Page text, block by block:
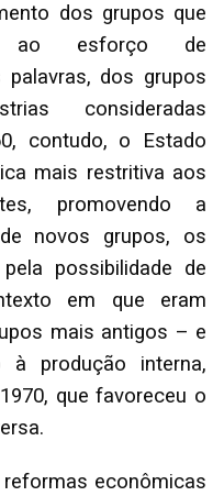
dos grupos que
ao esforço de
dos grupos
consideradas
contudo, o Estado
mais restritiva aos
promovendo a
de novos grupos, os
possibilidade de
em que eram
mais antigos – e
produção interna,
que favoreceu o
econômicas